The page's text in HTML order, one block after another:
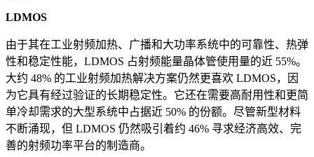
LDMOS
由于其在工业射频加热、广播和大功率系统中的可靠性、热弹
性和稳定性能，LDMOS 占射频能量晶体管使用量的近 55%。
大约 48% 的工业射频加热解决方案仍然更喜欢 LDMOS，因
为它具有经过验证的长期稳定性。它还在需要高耐用性和更简
单冷却需求的大型系统中占据近 50% 的份额。尽管新型材料
不断涌现，但 LDMOS 仍然吸引着约 46% 寻求经济高效、完
善的射频功率平台的制造商。